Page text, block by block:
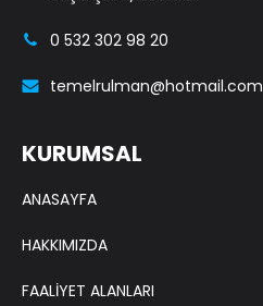
0 532 302 98 20
temelrulman@hotmail.com
KURUMSAL
ANASAYFA
HAKKIMIZDA
FAALİYET ALANLARI